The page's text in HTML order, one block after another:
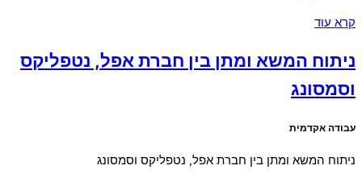
קרא עוד
ניתוח המשא ומתן בין חברת אפל, נטפליקס
וסמסונג
עבודה אקדמית
ניתוח המשא ומתן בין חברת אפל, נטפליקס וסמסונג